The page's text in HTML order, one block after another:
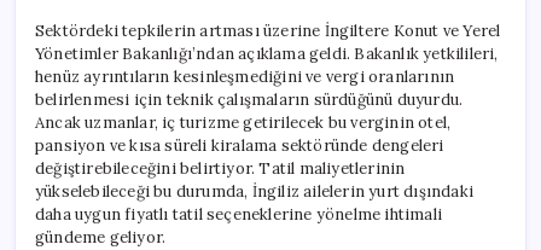
Sektördeki tepkilerin artması üzerine İngiltere Konut ve Yerel
Yönetimler Bakanlığı’ndan açıklama geldi. Bakanlık yetkilileri,
henüz ayrıntıların kesinleşmediğini ve vergi oranlarının
belirlenmesi için teknik çalışmaların sürdüğünü duyurdu.
Ancak uzmanlar, iç turizme getirilecek bu verginin otel,
pansiyon ve kısa süreli kiralama sektöründe dengeleri
değiştirebileceğini belirtiyor. Tatil maliyetlerinin
yükselebileceği bu durumda, İngiliz ailelerin yurt dışındaki
daha uygun fiyatlı tatil seçeneklerine yönelme ihtimali
gündeme geliyor.